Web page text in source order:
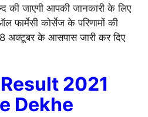
की जाएगी आपकी जानकारी के लिए
फार्मेसी कोर्सेज के परिणामों की
28 अक्टूबर के आसपास जारी कर दिए
2021
Dekhe